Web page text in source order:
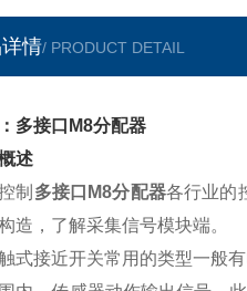
情/ PRODUCT DETAIL
多接口M8分配器
述
制 多接口M8分配器各行业的
造，了解采集信号模块端。
式接近开关常用的类型一般